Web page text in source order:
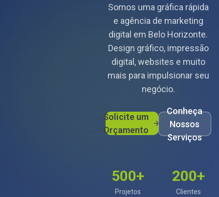
Somos uma gráfica rápida
e agência de marketing
digital em Belo Horizonte.
Design gráfico, impressão
digital, websites e muito
mais para impulsionar seu
negócio.
Solicite um
Orçamento
Conheça
Nossos
Serviços
500+
Projetos
200+
Clientes